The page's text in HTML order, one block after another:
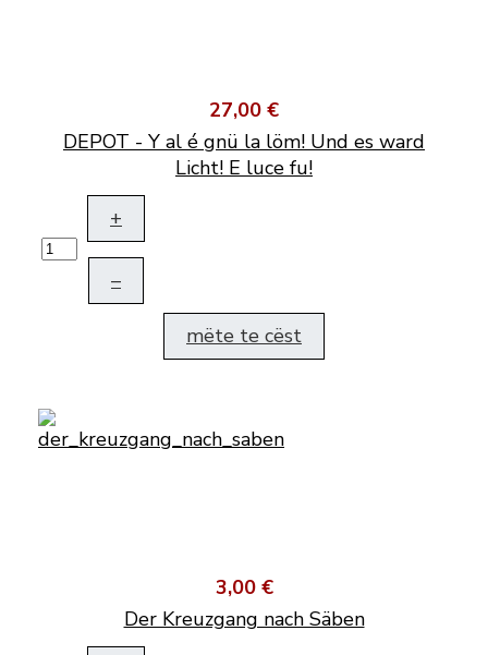
27,00 €
DEPOT - Y al é gnü la löm! Und es ward
Licht! E luce fu!
+
–
mëte te cëst
3,00 €
Der Kreuzgang nach Säben